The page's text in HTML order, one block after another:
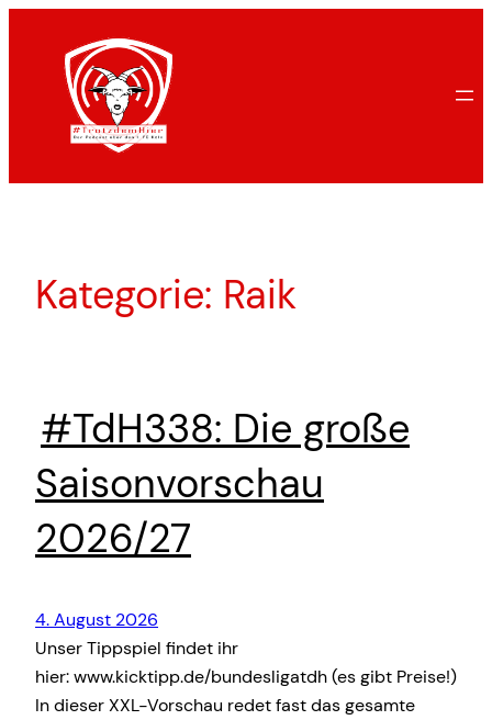
springen
Kategorie: Raik
#TdH338: Die große
Saisonvorschau
2026/27
4. August 2026
Unser Tippspiel findet ihr
hier: www.kicktipp.de/bundesligatdh (es gibt Preise!)
In dieser XXL-Vorschau redet fast das gesamte